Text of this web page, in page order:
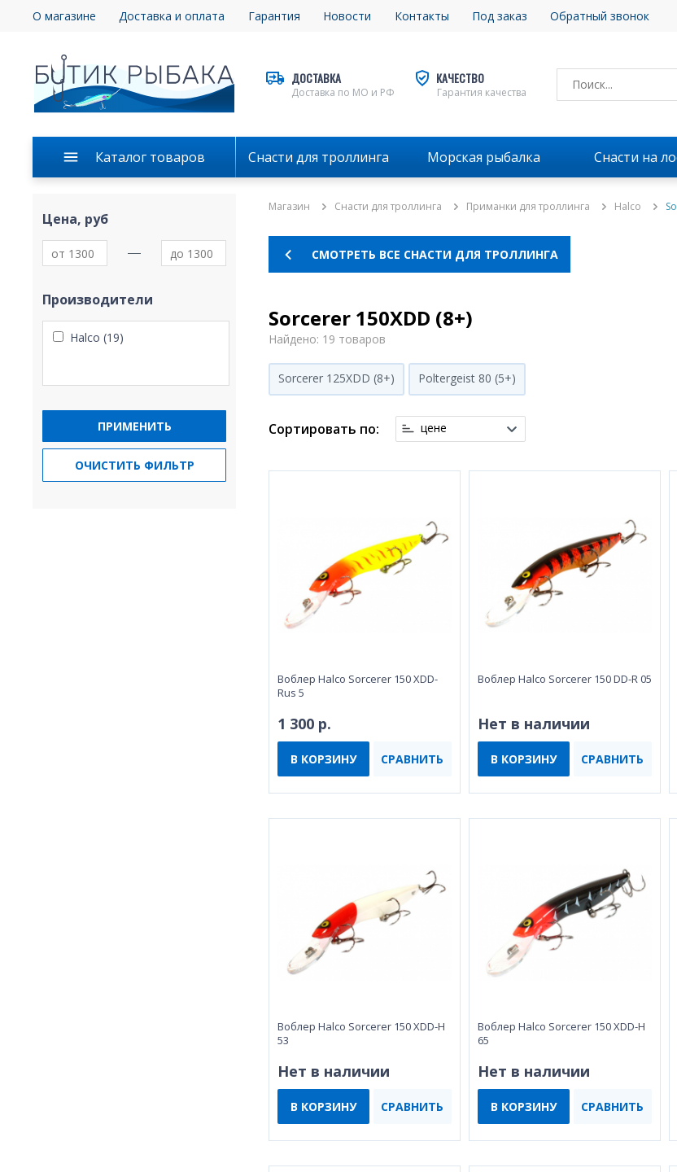
О магазине Доставка и оплата Гарантия Новости Контакты Под заказ Обратный звонок
ДОСТАВКА
Доставка по МО и РФ
КАЧЕСТВО
Гарантия качества
Каталог товаров Снасти для троллинга Морская рыбалка Снасти на
Цена, руб
Производители
Halco (19)
ПРИМЕНИТЬ
ОЧИСТИТЬ ФИЛЬТР
Магазин Снасти для троллинга Приманки для троллинга Halco
СМОТРЕТЬ ВСЕ СНАСТИ ДЛЯ ТРОЛЛИНГА
Sorcerer 150XDD (8+)
Найдено: 19 товаров
Sorcerer 125XDD (8+) Poltergeist 80 (5+)
Сортировать по: цене
Воблер Halco Sorcerer 150 XDD-
Rus 5
1 300 р.
В КОРЗИНУ СРАВНИТЬ
Воблер Halco Sorcerer 150 DD-R 05
Нет в наличии
В КОРЗИНУ СРАВНИТЬ
Воблер Halco Sorcerer 150 XDD-H
53
Нет в наличии
В КОРЗИНУ СРАВНИТЬ
Воблер Halco Sorcerer 150 XDD-H
65
Нет в наличии
В КОРЗИНУ СРАВНИТЬ